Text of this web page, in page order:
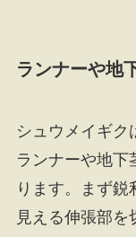
ランナーや地
シュウメイギク
ランナーや地下
ります。まず
見える伸張部を